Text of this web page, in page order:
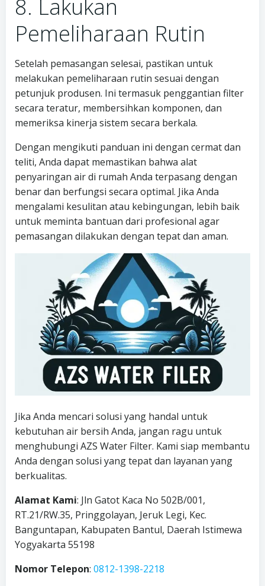
8. Lakukan
Pemeliharaan Rutin
Setelah pemasangan selesai, pastikan untuk
melakukan pemeliharaan rutin sesuai dengan
petunjuk produsen. Ini termasuk penggantian filter
secara teratur, membersihkan komponen, dan
memeriksa kinerja sistem secara berkala.
Dengan mengikuti panduan ini dengan cermat dan
teliti, Anda dapat memastikan bahwa alat
penyaringan air di rumah Anda terpasang dengan
benar dan berfungsi secara optimal. Jika Anda
mengalami kesulitan atau kebingungan, lebih baik
untuk meminta bantuan dari profesional agar
pemasangan dilakukan dengan tepat dan aman.
Jika Anda mencari solusi yang handal untuk
kebutuhan air bersih Anda, jangan ragu untuk
menghubungi AZS Water Filter. Kami siap membantu
Anda dengan solusi yang tepat dan layanan yang
berkualitas.
Alamat Kami: Jln Gatot Kaca No 502B/001,
RT.21/RW.35, Pringgolayan, Jeruk Legi, Kec.
Banguntapan, Kabupaten Bantul, Daerah Istimewa
Yogyakarta 55198
Nomor Telepon: 0812-1398-2218